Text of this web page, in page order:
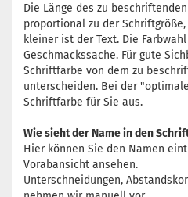
Die Länge des zu
proportional zu der
kleiner ist der Text. Die
Geschmackssache. Für gute
Schriftfarbe von dem zu
unterscheiden. Bei der
Schriftfarbe für Sie aus.
Wie sieht der Name in den
Hier können Sie den Namen
Vorabansicht ansehen.
Unterschneidungen,